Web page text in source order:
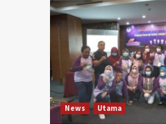
News Utama